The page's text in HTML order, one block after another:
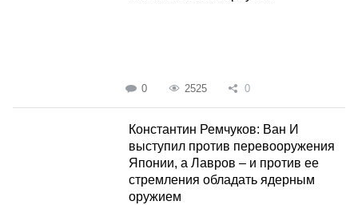
0 2525 0
Константин Ремчуков: Ван И
выступил против перевооружения
Японии, а Лавров – и против ее
стремления обладать ядерным
оружием